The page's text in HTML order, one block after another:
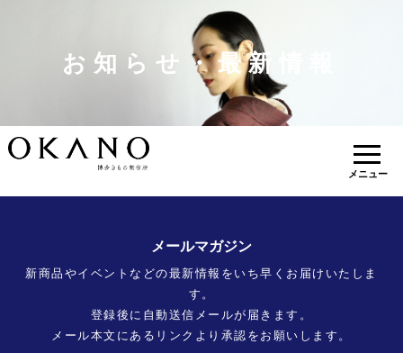
お知らせ・最新情報
メニュー
メールマガジン
新商品やイベントなどの最新情報をいち早くお届けいたしま
す。
登録後に自動送信メールが届きます。
メール本文にあるリンクより承認をお願いします。